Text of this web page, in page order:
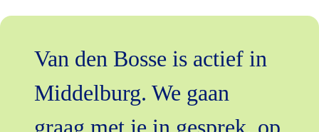
Van den Bosse is actief in
Middelburg. We gaan